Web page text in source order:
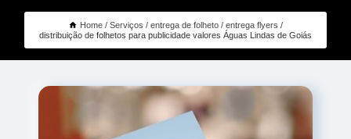
Home Serviços entrega de folheto
entrega flyers
distribuição de folhetos para publicidade valores Águas Lindas de Goiás